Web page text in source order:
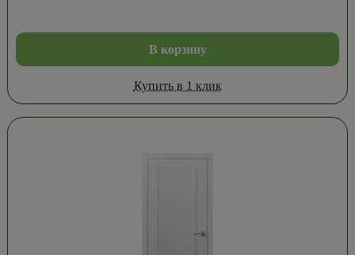
В корзину
Купить в 1 клик